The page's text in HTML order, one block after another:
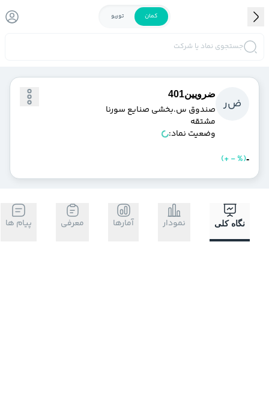
کمان توربو
جستجوی نماد یا شرکت
ضر
ضرويين401
صندوق س.بخشي صنايع سورنا
مشتقه
وضعیت نماد:
-
(+-%)
نگاه کلی نمودار آمارها معرفی پیام ها